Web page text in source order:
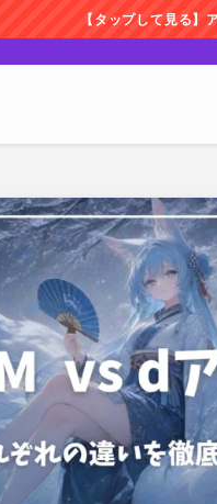
見る】アニメ見放題のサブスク